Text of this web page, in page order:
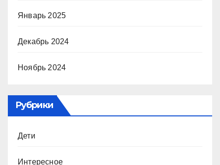
Январь 2025
Декабрь 2024
Ноябрь 2024
Рубрики
Дети
Интересное